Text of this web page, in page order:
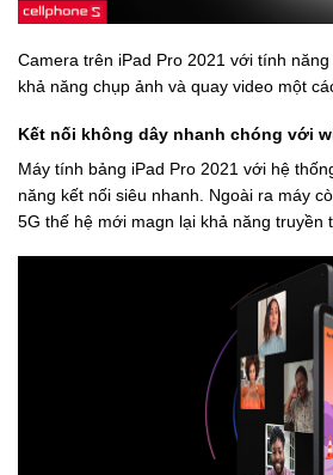
Camera trên iPad Pro 2021 với tính
khả năng chụp ảnh và quay video một
Kết nối không dây nhanh chóng với
Máy tính bảng iPad Pro 2021 với hệ
năng kết nối siêu nhanh. Ngoài ra máy
5G thế hệ mới magn lại khả năng truyền